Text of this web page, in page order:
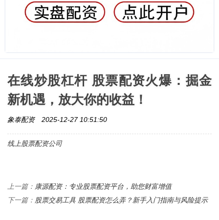
在线炒股杠杆 股票配资火爆：掘金
新机遇，放大你的收益！
象泰配资 2025-12-27 10:51:50
线上股票配资公司
上一篇： 康源配资：专业股票配资平台，助您财富增值
下一篇： 股票交易工具 股票配资怎么弄？新手入门指南与风险提示